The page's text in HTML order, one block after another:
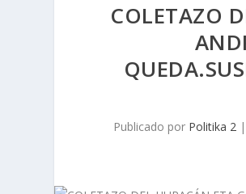
COLETAZO
Publicado por Politika 2 |